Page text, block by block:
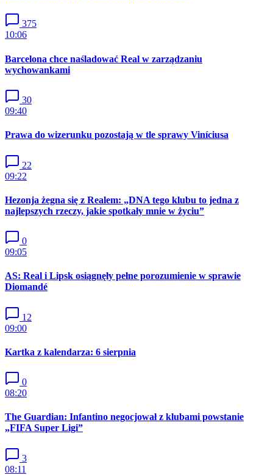
375
10:06
Barcelona chce naśladować Real w zarządzaniu
wychowankami
30
09:40
Prawa do wizerunku pozostają w tle sprawy Viníciusa
22
09:22
Hezonja żegna się z Realem: „DNA tego klubu to jedna z
najlepszych rzeczy, jakie spotkały mnie w życiu”
0
09:05
AS: Real i Lipsk osiągnęły pełne porozumienie w sprawie
Diomandé
12
09:00
Kartka z kalendarza: 6 sierpnia
0
08:20
The Guardian: Infantino negocjował z klubami powstanie
„FIFA Super Ligi”
3
08:11